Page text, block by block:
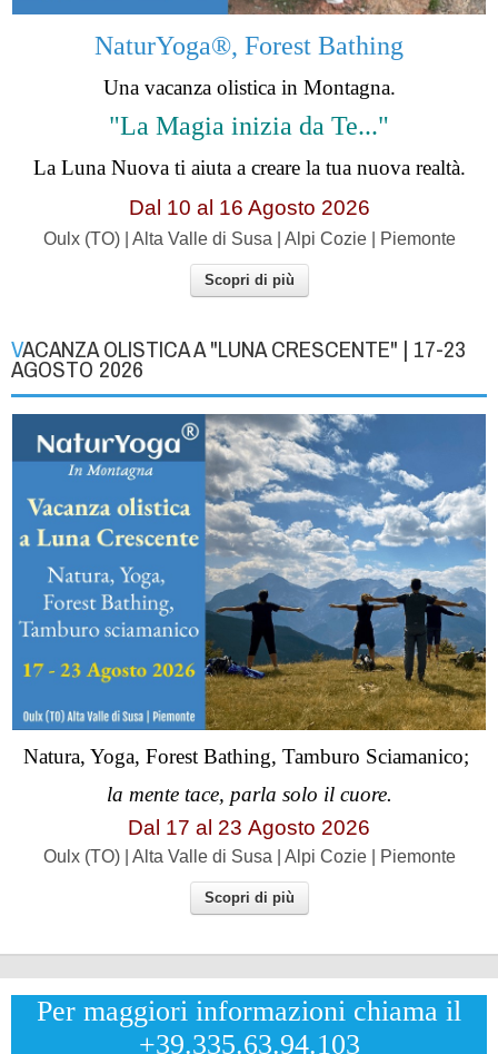
NaturYoga®, Forest Bathing
Una vacanza olistica in Montagna.
"La Magia inizia da Te..."
La Luna Nuova ti aiuta a creare la tua nuova realtà.
Dal 10 al 16 Agosto 2026
Oulx (TO) | Alta Valle di Susa | Alpi Cozie | Piemonte
Scopri di più
VACANZA OLISTICA A "LUNA CRESCENTE" | 17-23
AGOSTO 2026
Natura, Yoga, Forest Bathing, Tamburo Sciamanico;
la mente tace, parla solo il cuore.
Dal 17 al 23 Agosto 2026
Oulx (TO) | Alta Valle di Susa | Alpi Cozie | Piemonte
Scopri di più
Per maggiori informazioni chiama il
+39.335.63.94.103